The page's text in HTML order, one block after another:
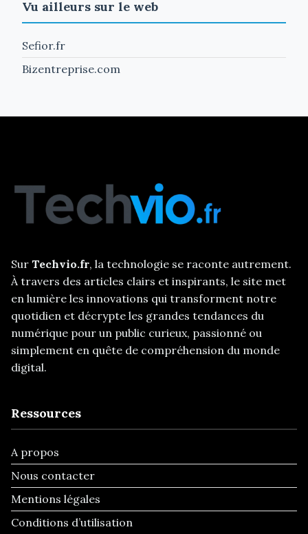
Vu ailleurs sur le web
Sefior.fr
Bizentreprise.com
Sur Techvio.fr, la technologie se raconte autrement.
À travers des articles clairs et inspirants, le site met
en lumière les innovations qui transforment notre
quotidien et décrypte les grandes tendances du
numérique pour un public curieux, passionné ou
simplement en quête de compréhension du monde
digital.
Ressources
A propos
Nous contacter
Mentions légales
Conditions d’utilisation